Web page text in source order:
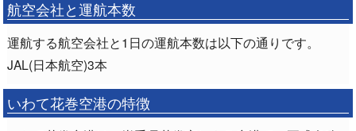
航空会社と運航本数
運航する航空会社と1日の運航本数は以下の通りです。
JAL(日本航空)3本
いわて花巻空港の特徴